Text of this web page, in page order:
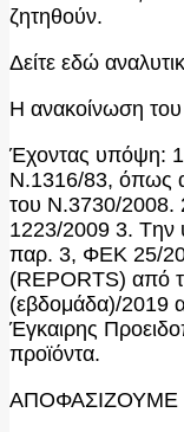
ζητηθούν.
Δείτε εδώ
Η ανακοίνωση
Έχοντας υπόψη:
Ν.1316/83, όπως
του Ν.3730/2008.
1223/2009 3. Tην
παρ. 3, ΦΕΚ 25/
(REPORTS) από
(εβδομάδα)/2019
Έγκαιρης
προϊόντα.
ΑΠΟΦΑΣΙΖΟΥΜΕ